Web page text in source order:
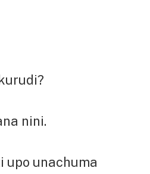
nini.
upo unachuma